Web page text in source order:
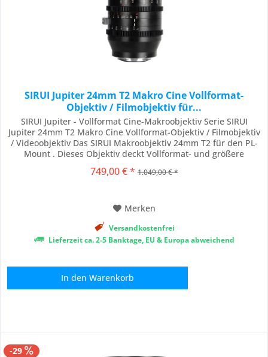
SIRUI Jupiter 24mm T2 Makro Cine Vollformat-
Objektiv / Filmobjektiv für...
SIRUI Jupiter - Vollformat Cine-Makroobjektiv Serie SIRUI
Jupiter 24mm T2 Makro Cine Vollformat-Objektiv / Filmobjektiv
/ Videoobjektiv Das SIRUI Makroobjektiv 24mm T2 für den PL-
Mount . Dieses Objektiv deckt Vollformat- und größere
Aberration ab und kann auf verschiedenen professionellen
749,00 € * 1.049,00 € *
Merken
Versandkostenfrei
Lieferzeit ca. 2-5 Banktage, EU & Europa abweichend
In den Warenkorb
-29